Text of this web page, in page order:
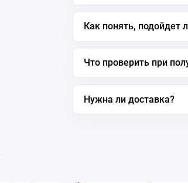
Как понять, подойдет
Что проверить при
Нужна ли доставка?